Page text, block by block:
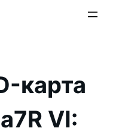
карта
VI: